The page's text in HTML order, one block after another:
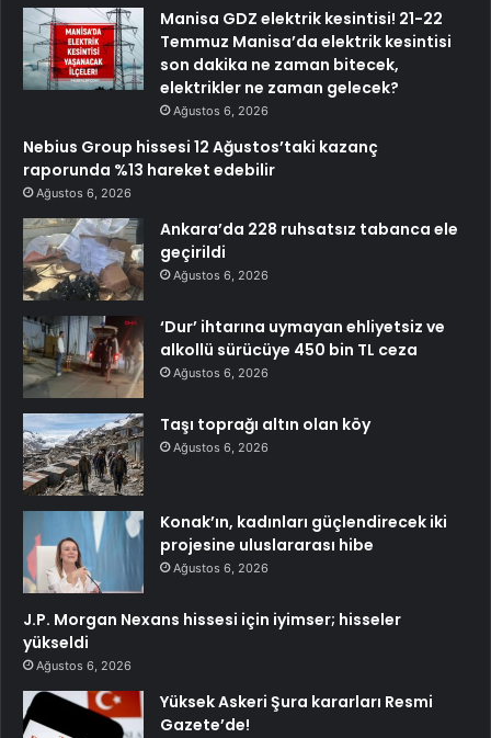
Manisa GDZ elektrik kesintisi! 21-22
Temmuz Manisa’da elektrik kesintisi
son dakika ne zaman bitecek,
elektrikler ne zaman gelecek?
Ağustos 6, 2026
Nebius Group hissesi 12 Ağustos’taki kazanç
raporunda %13 hareket edebilir
Ağustos 6, 2026
Ankara’da 228 ruhsatsız tabanca ele
geçirildi
Ağustos 6, 2026
‘Dur’ ihtarına uymayan ehliyetsiz ve
alkollü sürücüye 450 bin TL ceza
Ağustos 6, 2026
Taşı toprağı altın olan köy
Ağustos 6, 2026
Konak’ın, kadınları güçlendirecek iki
projesine uluslararası hibe
Ağustos 6, 2026
J.P. Morgan Nexans hissesi için iyimser; hisseler
yükseldi
Ağustos 6, 2026
Yüksek Askeri Şura kararları Resmi
Gazete’de!